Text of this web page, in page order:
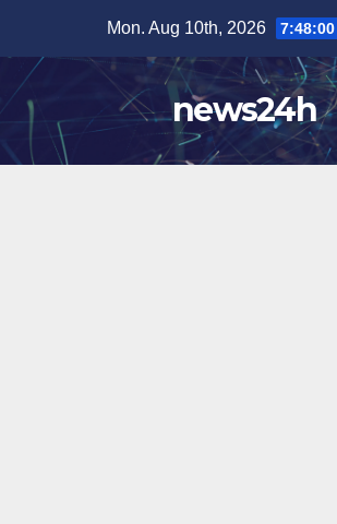
content
Mon. Aug 10th, 2026 7:48:03
news24h